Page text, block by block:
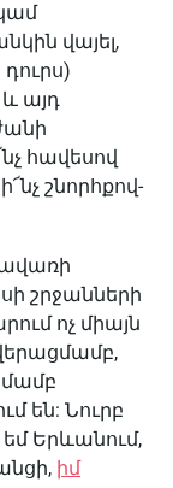
վայել,
այդ
հավեսով
շնորհքով-
շրջանների
ոչ միայն
են: Նուրբ
եմ Երևանում,
իմ